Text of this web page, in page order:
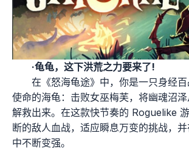
·龟龟，这下洪荒之力要来了!
在《怒海龟途》中，你是一只身经
使命的海龟：击败女巫梅芙，将幽魂沼
解救出来。在这款快节奏的 Roguelike
断的敌人血战，适应瞬息万变的挑战，
中不断变强。